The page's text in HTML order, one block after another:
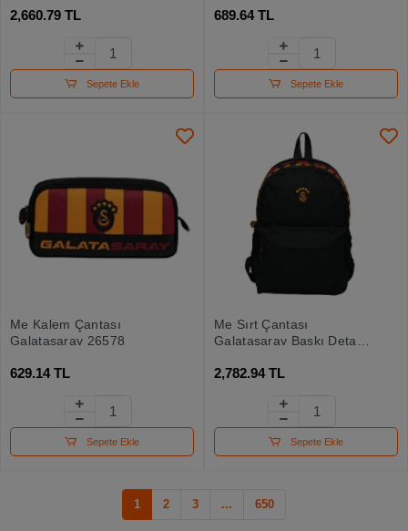
2,660.79 TL
Sepete Ekle
689.64 TL
Sepete Ekle
Me Kalem Çantası
Galatasaray 26578
629.14 TL
Sepete Ekle
Me Sırt Çantası
Galatasaray Baskı Detaylı
2,782.94 TL
Sepete Ekle
1 2 3 ... 650